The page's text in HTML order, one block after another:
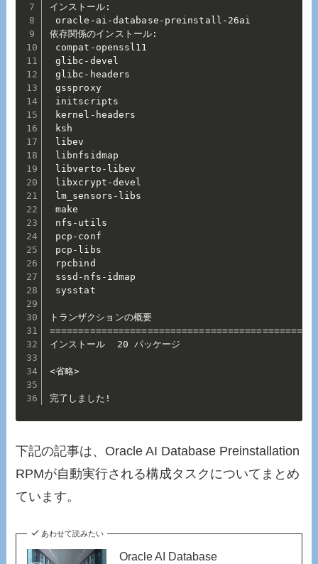
インストール:
oracle-ai-database-preinstall-26ai
依存関係のインストール:
compat-openssl11
glibc-devel
glibc-headers
gssproxy
initscripts
kernel-headers
ksh
libev
libnfsidmap
libverto-libev
libxcrypt-devel
lm_sensors-libs
make
nfs-utils
pcp-conf
pcp-libs
rpcbind
sssd-nfs-idmap
sysstat
トランザクションの概要
インストール  20 パッケージ
<省略>
完了しました!
下記の記事は、Oracle AI Database Preinstallation
RPMが自動実行される構成タスクについてまとめ
ています。
あわせて読みたい
Oracle AI Database